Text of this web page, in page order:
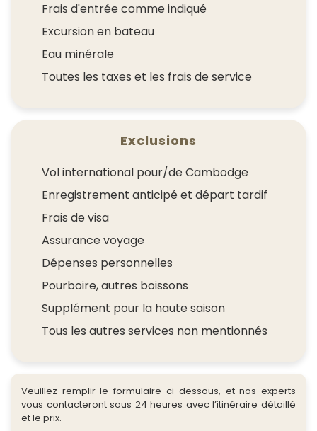
Frais d'entrée comme indiqué
Excursion en bateau
Eau minérale
Toutes les taxes et les frais de service
Exclusions
Vol international pour/de Cambodge
Enregistrement anticipé et départ tardif
Frais de visa
Assurance voyage
Dépenses personnelles
Pourboire, autres boissons
Supplément pour la haute saison
Tous les autres services non mentionnés
Veuillez remplir le formulaire ci-dessous, et nos experts
vous contacteront sous 24 heures avec l’itinéraire détaillé
et le prix.